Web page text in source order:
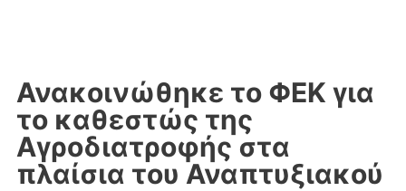
Ανακοινώθηκε το ΦΕΚ για
το καθεστώς της
Αγροδιατροφής στα
πλαίσια του Αναπτυξιακού